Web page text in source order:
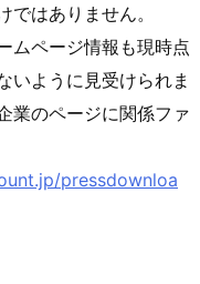
ではありません。
ムページ情報も現時点
いように見受けられま
業のページに関係ファ
pressdownloa